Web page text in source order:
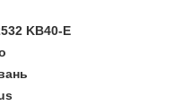
KB40-E